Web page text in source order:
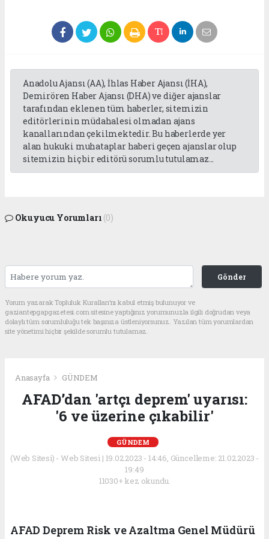
Anadolu Ajansı (AA), İhlas Haber Ajansı (İHA),
Demirören Haber Ajansı (DHA) ve diğer ajanslar
tarafından eklenen tüm haberler, sitemizin
editörlerinin müdahalesi olmadan ajans
kanallarından çekilmektedir. Bu haberlerde yer
alan hukuki muhataplar haberi geçen ajanslar olup
sitemizin hiç bir editörü sorumlu tutulamaz...
Okuyucu Yorumları (0)
Gönder
Yorum yazarak Topluluk Kuralları’nı kabul etmiş bulunuyor ve
gaziantepgapgazetesi.com sitesine yaptığınız yorumunuzla ilgili doğrudan veya
dolaylı tüm sorumluluğu tek başınıza üstleniyorsunuz. Yazılan tüm yorumlardan
site yönetimi hiçbir şekilde sorumlu tutulamaz.
Anasayfa GÜNDEM
AFAD’dan 'artçı deprem' uyarısı:
'6 ve üzerine çıkabilir'
GÜNDEM
(Web Sitesi) - Web Sitesi | 19.02.2023 - 14:46, Güncelleme: 21.02.2023 -
19:49
11030+ kez okundu.
AFAD Deprem Risk ve Azaltma Genel Müdürü